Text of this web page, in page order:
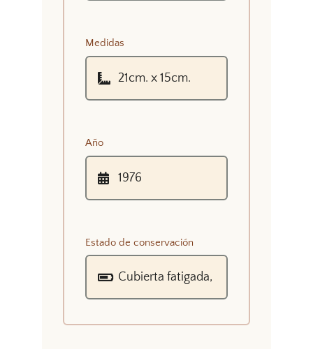
Medidas
Año
Estado de conservación